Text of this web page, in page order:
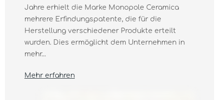
Jahre erhielt die Marke Monopole Ceramica
mehrere Erfindungspatente, die für die
Herstellung verschiedener Produkte erteilt
wurden. Dies ermöglicht dem Unternehmen in
mehr...
Mehr erfahren